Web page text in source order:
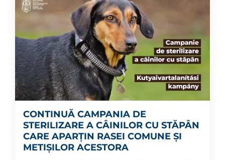
CONTINUĂ CAMPANIA DE
STERILIZARE A CÂINILOR CU STĂPÂN
CARE APARȚIN RASEI COMUNE ȘI
METIȘILOR ACESTORA